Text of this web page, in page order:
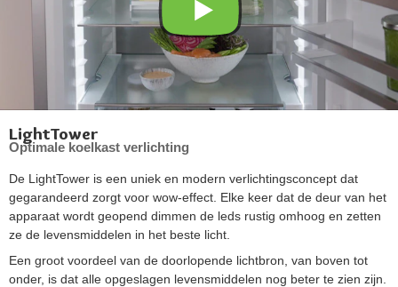
LightTower
Optimale koelkast verlichting
De LightTower is een uniek en modern verlichtingsconcept dat
gegarandeerd zorgt voor wow-effect. Elke keer dat de deur van het
apparaat wordt geopend dimmen de leds rustig omhoog en zetten
ze de levensmiddelen in het beste licht.
Een groot voordeel van de doorlopende lichtbron, van boven tot
onder, is dat alle opgeslagen levensmiddelen nog beter te zien zijn.